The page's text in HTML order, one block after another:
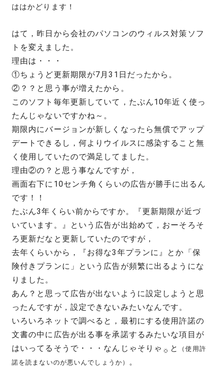
ははかどります！
はて，昨日から会社のパソコンのウィルス対策ソフ
トを変えました。
理由は・・・
①ちょうど更新期限が7月31日だったから。
②？？と思う事が増えたから。
このソフト毎年更新していて，たぶん10年近く使っ
たんじゃないですかね～。
期限内にバージョンが新しくなったら無償でアップ
デートできるし，何よりウイルスに感染すること無
く使用していたので満足してました。
理由②の？と思う事なんですが，
画面右下に10センチ角くらいの広告が勝手に出るん
です！！
たぶん3年くらい前からですか。『更新期限が近づ
いています。』という広告が出始めて，おーそろそ
ろ更新だなと更新していたのですが，
去年くらいから，『お得な3年プランに』とか「保
険付きプランに」という広告が頻繁に出るようにな
りました。
あん？と思って広告が出ないように設定しようと思
ったんですが，設定できないみたいなんです。
いろいろネットで調べると，最初にする使用許諾の
文書の中に広告が出る事を承諾するみたいな項目が
はいってるそうで・・・なんじゃそりゃ
と
（使用許
諾を読まないのが悪いんでしょうか）
。